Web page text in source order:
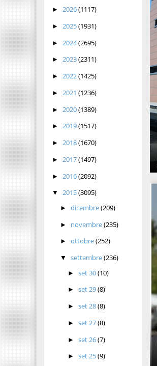
► 2026(1117)
► 2025(1931)
► 2024(2695)
► 2023(2311)
► 2022(1425)
► 2021 (1236)
► 2020(1389)
► 2019(1517)
► 2018(1670)
► 2017(1497)
► 2016(2092)
▼ 2015(3095)
► dicembre(209)
► novembre(235)
► ottobre(252)
▼ settembre(236)
►set 30(10)
►set 29(8)
►set 28(8)
►set 27(8)
►set 26(7)
►set 25(9)